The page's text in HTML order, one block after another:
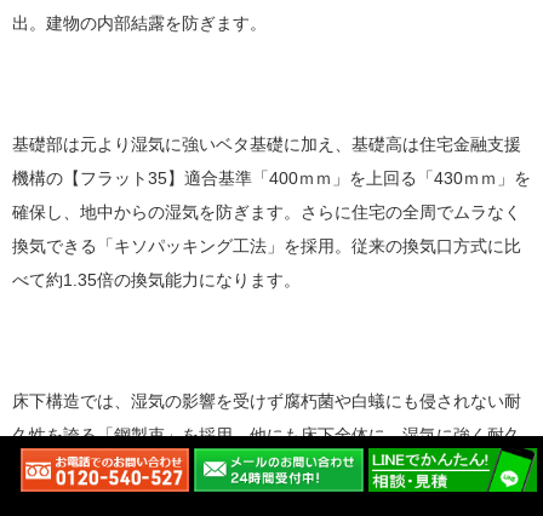
出。建物の内部結露を防ぎます。
基礎部は元より湿気に強いベタ基礎に加え、基礎高は住宅金融支援
機構の【フラット35】適合基準「400ｍｍ」を上回る「430ｍｍ」を
確保し、地中からの湿気を防ぎます。さらに住宅の全周でムラなく
換気できる「キソパッキング工法」を採用。従来の換気口方式に比
べて約1.35倍の換気能力になります。
床下構造では、湿気の影響を受けず腐朽菌や白蟻にも侵されない耐
久性を誇る「鋼製束」を採用。他にも床下全体に、湿気に強く耐久
性の高い部材を採用して、高い強度と断熱性を持続する床下構造を